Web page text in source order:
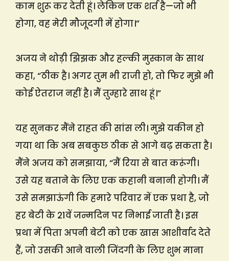
काम शुरू कर देती हूं। लेकिन एक शर्त है—जो भी
होगा, वह मेरी मौजूदगी में होगा।”
अजय ने थोड़ी झिझक और हल्की मुस्कान के साथ
कहा, “ठीक है। अगर तुम भी राजी हो, तो फिर मुझे भी
कोई ऐतराज नहीं है। मैं तुम्हारे साथ हूं।”
यह सुनकर मैंने राहत की सांस ली। मुझे यकीन हो
गया था कि अब सबकुछ ठीक से आगे बढ़ सकता है।
मैंने अजय को समझाया, “मैं रिया से बात करूंगी।
उसे यह बताने के लिए एक कहानी बनानी होगी। मैं
उसे समझाऊंगी कि हमारे परिवार में एक प्रथा है, जो
हर बेटी के 21वें जन्मदिन पर निभाई जाती है। इस
प्रथा में पिता अपनी बेटी को एक खास आशीर्वाद देते
हैं, जो उसकी आने वाली जिंदगी के लिए शुभ माना